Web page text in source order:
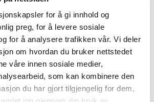
for å gi innhold og
preg, for å levere sosiale
for å analysere trafikken vår. Vi deler
om hvordan du bruker nettstedet
våre innen sosiale medier,
som kan kombinere den
du har gjort tilgjengelig for dem,